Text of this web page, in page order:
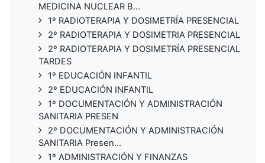
MEDICINA NUCLEAR B...
1º RADIOTERAPIA Y DOSIMETRÍA PRESENCIAL
2º RADIOTERAPIA Y DOSIMETRIA PRESENCIAL
2º RADIOTERAPIA Y DOSIMETRÍA PRESENCIAL
TARDES
1º EDUCACIÓN INFANTIL
2º EDUCACIÓN INFANTIL
1º DOCUMENTACIÓN Y ADMINISTRACIÓN
SANITARIA PRESEN
2º DOCUMENTACIÓN Y ADMINISTRACIÓN
SANITARIA Presen...
1º ADMINISTRACIÓN Y FINANZAS